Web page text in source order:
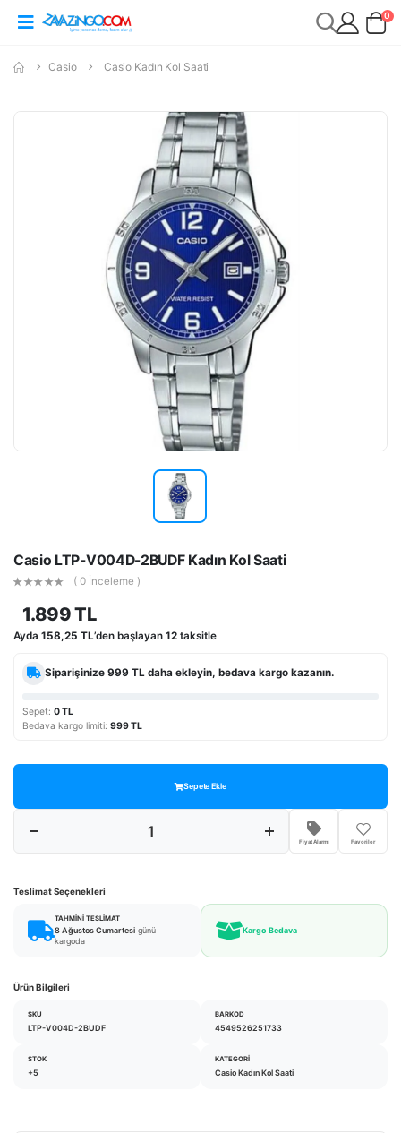
0
Casio Casio Kadın Kol Saati
Casio LTP-V004D-2BUDF Kadın Kol Saati
( 0 İnceleme )
1.899 TL
Ayda 158,25 TL’den başlayan 12 taksitle
Siparişinize999 TL daha ekleyin, bedava kargo kazanın.
Sepet: 0 TL
Bedava kargo limiti: 999 TL
Sepete Ekle
Fiyat Alarmı Favoriler
Teslimat Seçenekleri
TAHMINI TESLIMAT
8 Ağustos Cumartesi günü
kargoda
Kargo Bedava
Ürün Bilgileri
SKU
LTP-V004D-2BUDF
BARKOD
4549526251733
STOK
+5
KATEGORI
Casio Kadın Kol Saati